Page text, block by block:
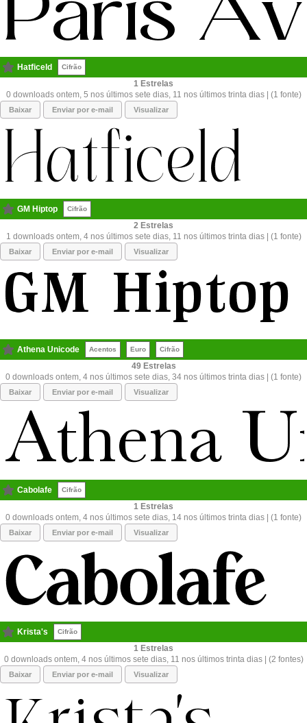
Hatficeld Cifrão
1
0 downloads ontem, 5 nos últimos sete dias, 11 nos últimos trinta dias | (1 fonte)
Baixar Enviar por e-mail Visualizar
GM Hiptop Cifrão
2
1 downloads ontem, 4 nos últimos sete dias, 11 nos últimos trinta dias | (1 fonte)
Baixar Enviar por e-mail Visualizar
Athena Unicode Acentos Euro Cifrão
49
0 downloads ontem, 4 nos últimos sete dias, 34 nos últimos trinta dias | (1 fonte)
Baixar Enviar por e-mail Visualizar
Cabolafe Cifrão
1
0 downloads ontem, 4 nos últimos sete dias, 14 nos últimos trinta dias | (1 fonte)
Baixar Enviar por e-mail Visualizar
Krista's Cifrão
1
0 downloads ontem, 4 nos últimos sete dias, 11 nos últimos trinta dias | (2 fontes)
Baixar Enviar por e-mail Visualizar